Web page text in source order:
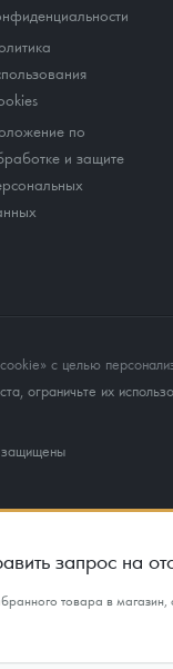
по
и защите
с целью
ограничьте их
запрос на
товара в